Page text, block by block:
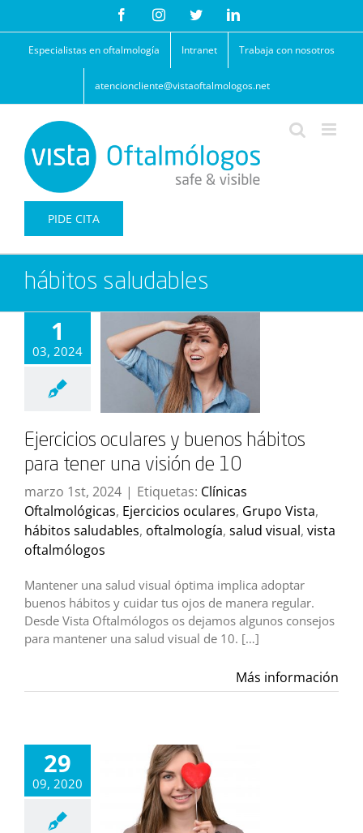
contenido
FacebookInstagramTwitterLinkedIn
Especialistas en oftalmología Intranet Trabaja con nosotros
atencioncliente@vistaoftalmologos.net
PIDE CITA
hábitos saludables
1
03, 2024
Ejercicios oculares y buenos hábitos
para tener una visión de 10
marzo 1st, 2024 | Etiquetas: Clínicas
Oftalmológicas, Ejercicios oculares, Grupo Vista,
hábitos saludables, oftalmología, salud visual, vista
oftalmólogos
Mantener una salud visual óptima implica adoptar
buenos hábitos y cuidar tus ojos de manera regular.
Desde Vista Oftalmólogos os dejamos algunos consejos
para mantener una salud visual de 10. […]
Más información
29
09, 2020